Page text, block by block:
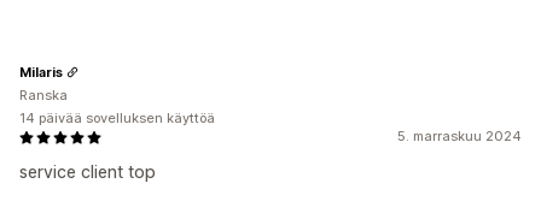
5. marraskuu 2024
service client top
Milaris
Ranska
14 päivää sovelluksen käyttöä